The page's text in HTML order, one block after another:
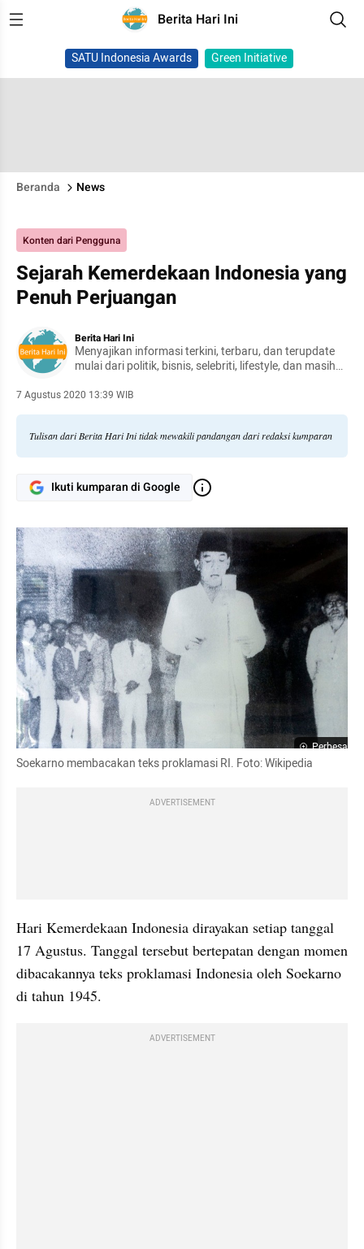
Berita Hari Ini
SATU Indonesia Awards Green Initiative
Beranda News
Konten dari Pengguna
Sejarah Kemerdekaan Indonesia yang
Penuh Perjuangan
Berita Hari Ini
Menyajikan informasi terkini, terbaru, dan terupdate
mulai dari politik, bisnis, selebriti, lifestyle, dan masih
7 Agustus 2020 13:39 WIB
Tulisan dari Berita Hari Ini tidak mewakili pandangan dari redaksi kumparan
Ikuti kumparan di Google
Perbesar
Soekarno membacakan teks proklamasi RI. Foto: Wikipedia
ADVERTISEMENT
Hari Kemerdekaan Indonesia dirayakan setiap tanggal
17 Agustus. Tanggal tersebut bertepatan dengan momen
dibacakannya teks proklamasi Indonesia oleh Soekarno
di tahun 1945.
ADVERTISEMENT